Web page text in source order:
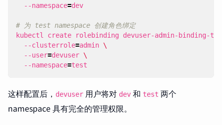
  --namespace
=
# 为 test namespace 创建角色绑定
kubectl create rolebinding devuser-admin-binding-
  --clusterrole
=admin
  --user
=devuser
  --namespace
=test
这样配置后， devuser 用户将对 dev 和 test 两个
namespace 具有完全的管理权限。